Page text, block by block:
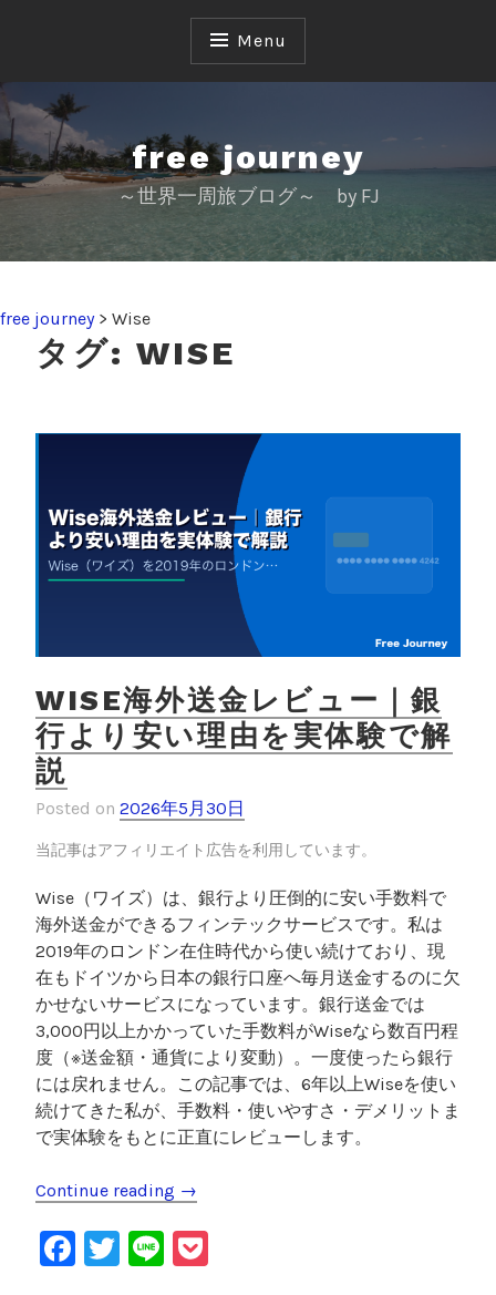
p
o
c
o
t
t
Menu
free journey
～世界一周旅ブログ～ by FJ
free journey> Wise
タグ: WISE
WISE海外送金レビュー｜銀
行より安い理由を実体験で解
説
Posted on 2026年5月30日
当記事はアフィリエイト広告を利用しています。
Wise（ワイズ）は、銀行より圧倒的に安い手数料で
海外送金ができるフィンテックサービスです。私は
2019年のロンドン在住時代から使い続けており、現
在もドイツから日本の銀行口座へ毎月送金するのに欠
かせないサービスになっています。銀行送金では
3,000円以上かかっていた手数料がWiseなら数百円程
度（※送金額・通貨により変動）。一度使ったら銀行
には戻れません。この記事では、6年以上Wiseを使い
続けてきた私が、手数料・使いやすさ・デメリットま
で実体験をもとに正直にレビューします。
Continue reading “
i
s
→
F
T
Li